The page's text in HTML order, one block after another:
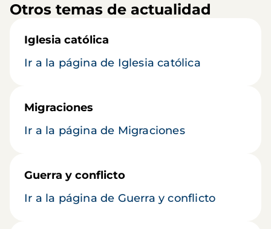
Otros temas de actualidad
Iglesia católica
Ir a la página de Iglesia católica
Migraciones
Ir a la página de Migraciones
Guerra y conflicto
Ir a la página de Guerra y conflicto